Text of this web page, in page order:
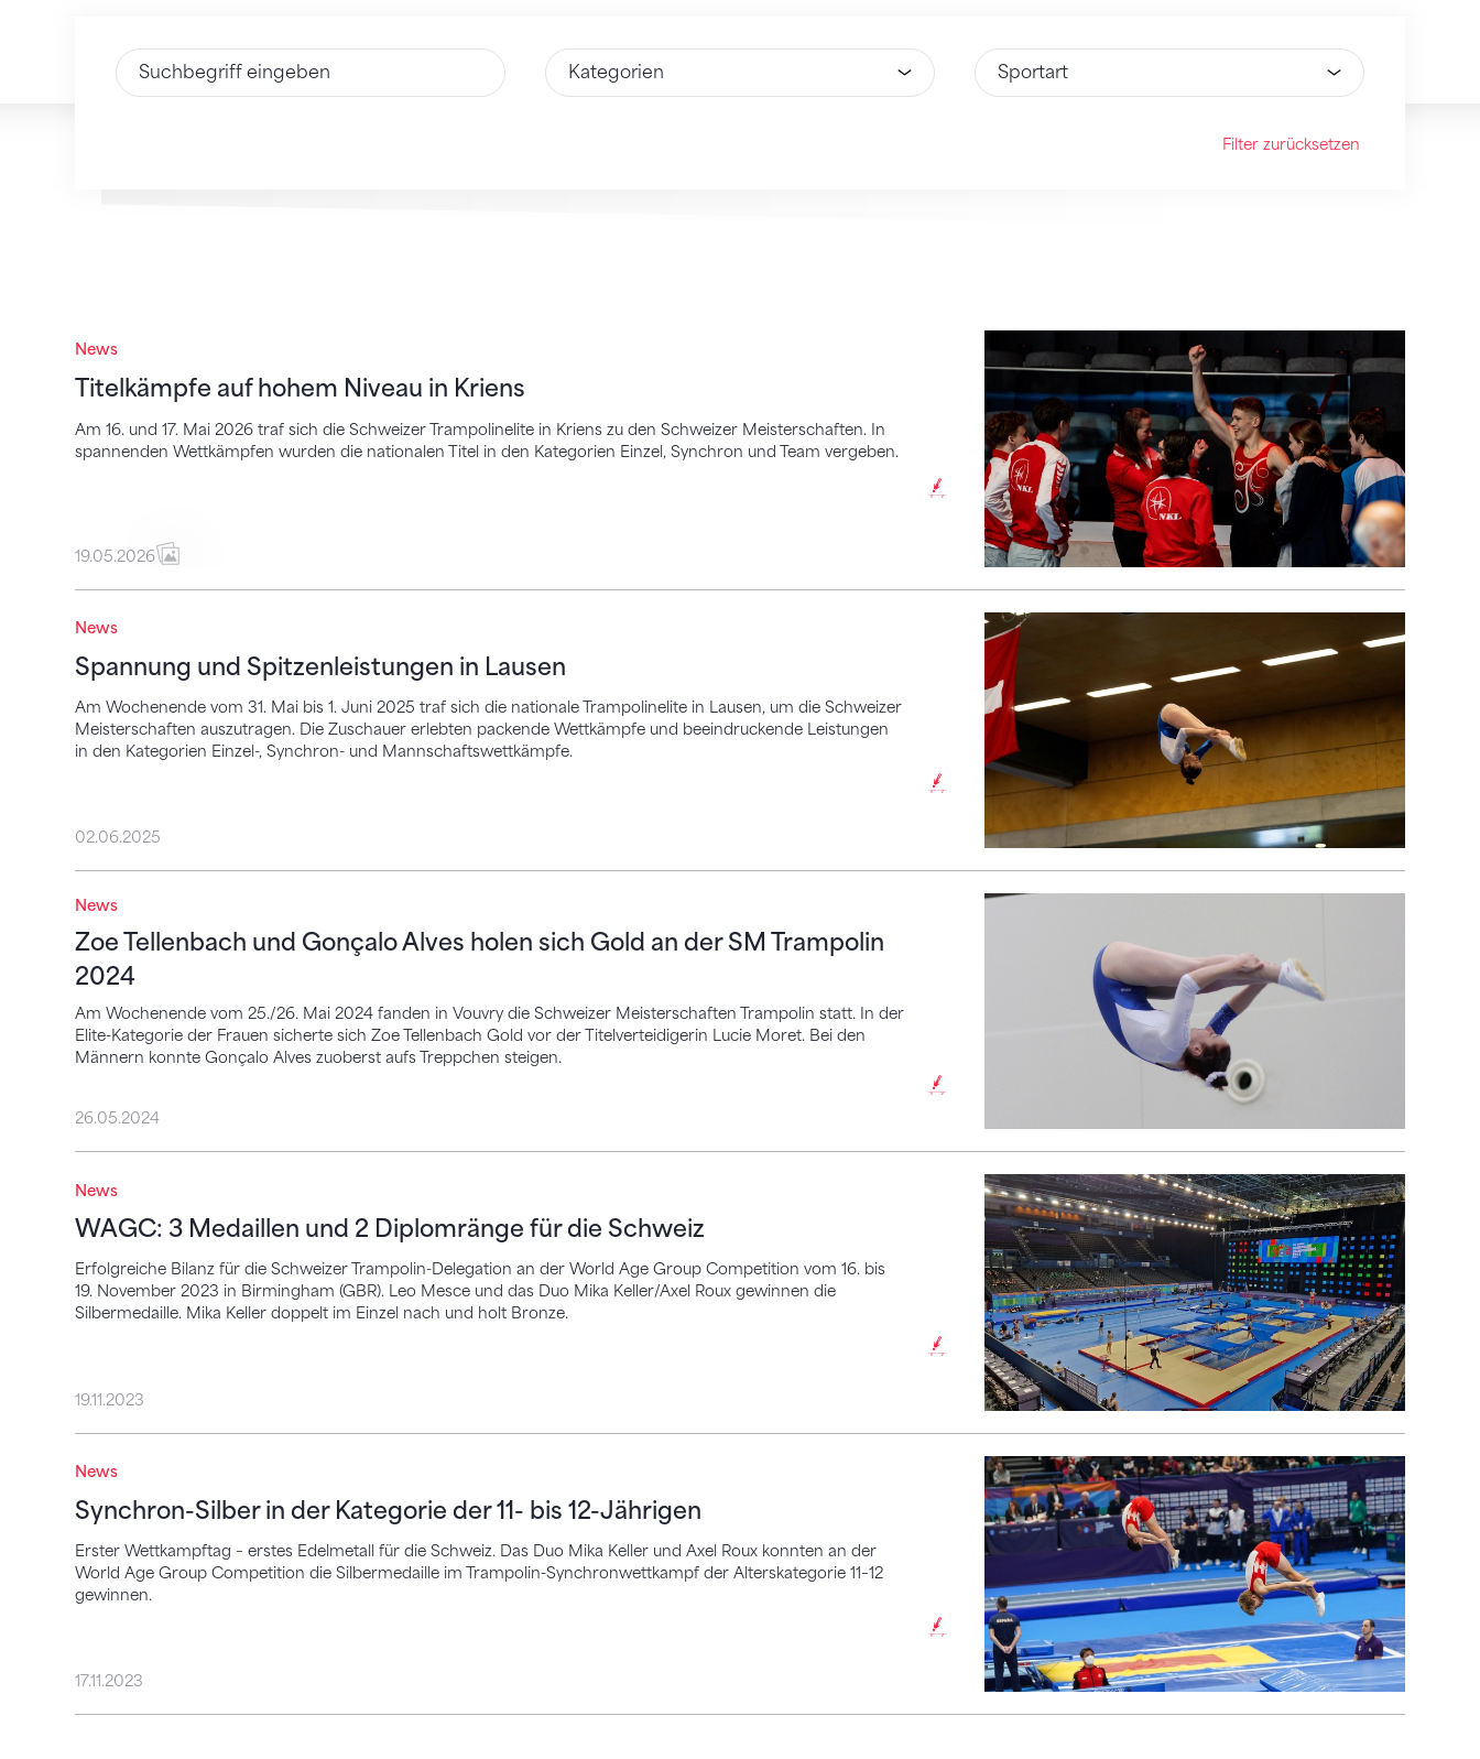
Text eingeben Wähle Option Wähle Option
Filter zurücksetzen
News
Titelkämpfe auf hohem Niveau in Kriens
Am 16. und 17. Mai 2026 traf sich die Schweizer Trampolinelite in Kriens zu den Schweizer Meisterschaften. In
spannenden Wettkämpfen wurden die nationalen Titel in den Kategorien Einzel, Synchron und Team vergeben.
Titelkämpfe auf hohem Niveau in Kriens
19.05.2026
News
Spannung und Spitzenleistungen in Lausen
Am Wochenende vom 31. Mai bis 1. Juni 2025 traf sich die nationale Trampolinelite in Lausen, um die Schweizer
Meisterschaften auszutragen. Die Zuschauer erlebten packende Wettkämpfe und beeindruckende Leistungen
in den Kategorien Einzel-, Synchron- und Mannschaftswettkämpfe.
Spannung und Spitzenleistungen in Lausen
02.06.2025
News
Zoe Tellenbach und Gonçalo Alves holen sich Gold an der SM Trampolin
2024
Am Wochenende vom 25./26. Mai 2024 fanden in Vouvry die Schweizer Meisterschaften Trampolin statt. In der
Elite-Kategorie der Frauen sicherte sich Zoe Tellenbach Gold vor der Titelverteidigerin Lucie Moret. Bei den
Männern konnte Gonçalo Alves zuoberst aufs Treppchen steigen.
Zoe Tellenbach und Gonçalo Alves holen sich Gold an der SM Trampolin 2024
26.05.2024
News
WAGC: 3 Medaillen und 2 Diplomränge für die Schweiz
Erfolgreiche Bilanz für die Schweizer Trampolin-Delegation an der World Age Group Competition vom 16. bis
19. November 2023 in Birmingham (GBR). Leo Mesce und das Duo Mika Keller/Axel Roux gewinnen die
Silbermedaille. Mika Keller doppelt im Einzel nach und holt Bronze.
WAGC: 3 Medaillen und 2 Diplomränge für die Schweiz
19.11.2023
News
Synchron-Silber in der Kategorie der 11- bis 12-Jährigen
Erster Wettkampftag – erstes Edelmetall für die Schweiz. Das Duo Mika Keller und Axel Roux konnten an der
World Age Group Competition die Silbermedaille im Trampolin-Synchronwettkampf der Alterskategorie 11–12
gewinnen.
Synchron-Silber in der Kategorie der 11- bis 12-Jährigen
17.11.2023